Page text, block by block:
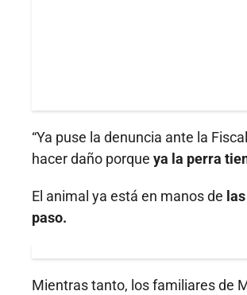
“Ya puse la denuncia ante la
hacer daño porque ya la perra
El animal ya está en manos de
paso.
Mientras tanto, los familiares de